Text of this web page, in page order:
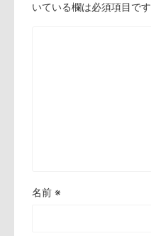
いている欄は必須項目です
名前 ※